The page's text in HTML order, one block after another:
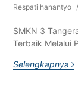
Respati hanantyo /
SMKN 3
Terbaik Melalui
Selengkapnya